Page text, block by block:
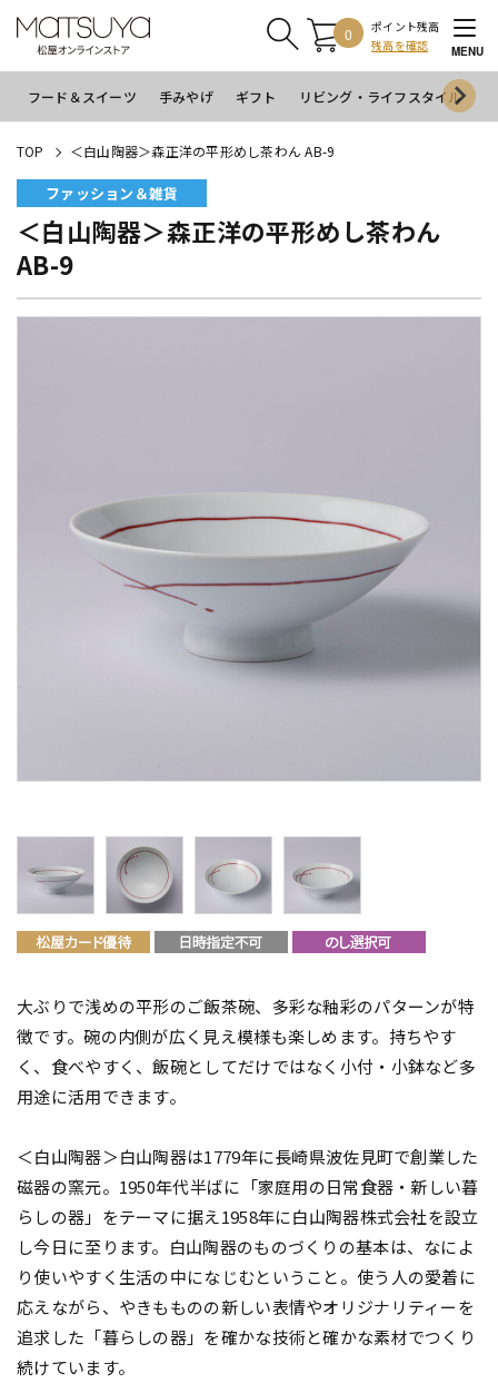
0
ポイント残高
残高を確認
MENU
フード＆スイーツ 手みやげ ギフト リビング・ライフスタイル
TOP ＜白山陶器＞森正洋の平形めし茶わん AB-9
ファッション＆雑貨
＜白山陶器＞森正洋の平形めし茶わん
AB-9
大ぶりで浅めの平形のご飯茶碗、多彩な釉彩のパターンが特
徴です。碗の内側が広く見え模様も楽しめます。持ちやす
く、食べやすく、飯碗としてだけではなく小付・小鉢など多
用途に活用できます。
＜白山陶器＞白山陶器は1779年に長崎県波佐見町で創業した
磁器の窯元。1950年代半ばに「家庭用の日常食器・新しい暮
らしの器」をテーマに据え1958年に白山陶器株式会社を設立
し今日に至ります。白山陶器のものづくりの基本は、なによ
り使いやすく生活の中になじむということ。使う人の愛着に
応えながら、やきもものの新しい表情やオリジナリティーを
追求した「暮らしの器」を確かな技術と確かな素材でつくり
続けています。